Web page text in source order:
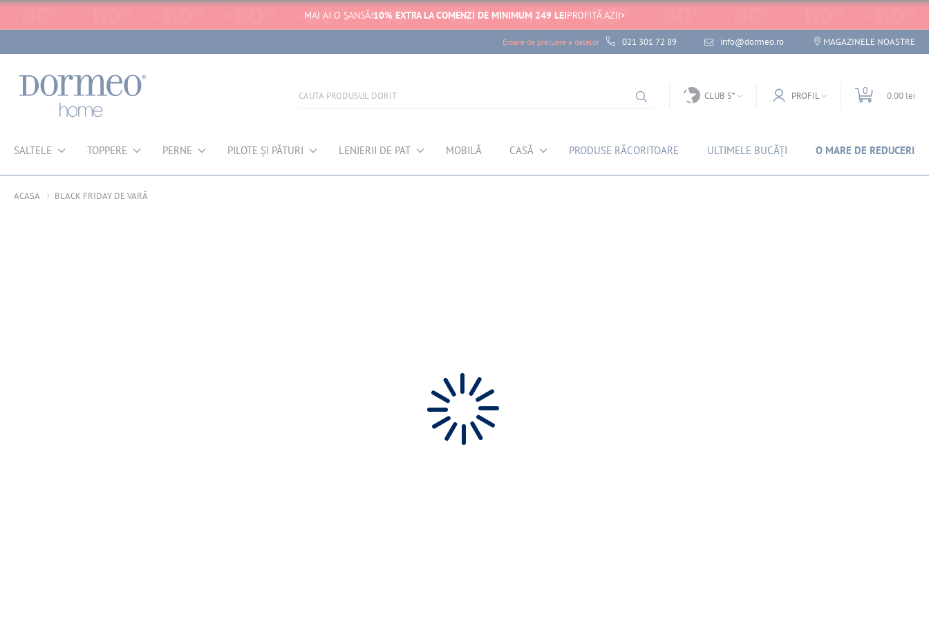
MAI AI O ȘANSĂ!10% EXTRA LA COMENZI DE MINIMUM 249 LEIPROFITĂ AZI!
Eroare de preluare a datelor 021 301 72 89 info@dormeo.ro MAGAZINELE NOASTRE
CLUB 5* PROFIL 0 0.00 lei
SALTELE TOPPERE PERNE PILOTE ȘI PĂTURI LENJERII DE PAT MOBILĂ CASĂ PRODUSE RĂCORITOARE ULTIMELE BUCĂȚI O MARE DE REDUCERI
ACASA BLACK FRIDAY DE VARĂ